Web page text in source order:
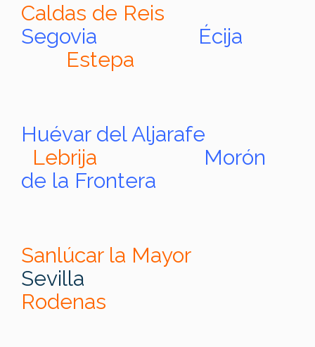
Caldas de Reis
Segovia Écija
Estepa
Huévar del Aljarafe
Lebrija
Morón
de la Frontera
Sanlúcar la Mayor
Sevilla
Rodenas